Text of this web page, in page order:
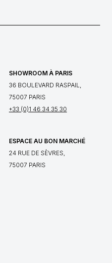
SHOWROOM À PARIS
36 BOULEVARD RASPAIL,
75007 PARIS
+33 (0)1 46 34 35 30
ESPACE AU BON MARCHÉ
24 RUE DE SÈVRES,
75007 PARIS